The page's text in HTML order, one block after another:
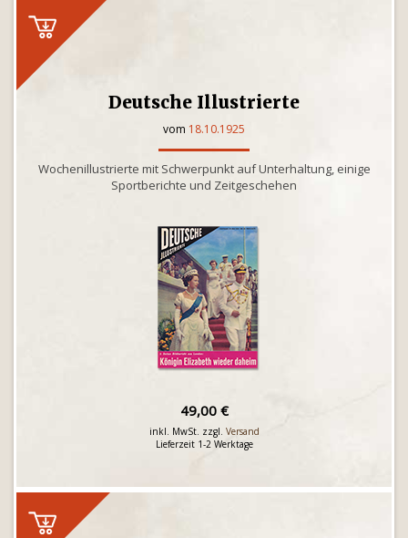
Deutsche Illustrierte
vom 18.10.1925
Wochenillustrierte mit Schwerpunkt auf Unterhaltung, einige
Sportberichte und Zeitgeschehen
49,00 €
inkl. MwSt. zzgl. Versand
Lieferzeit 1-2 Werktage